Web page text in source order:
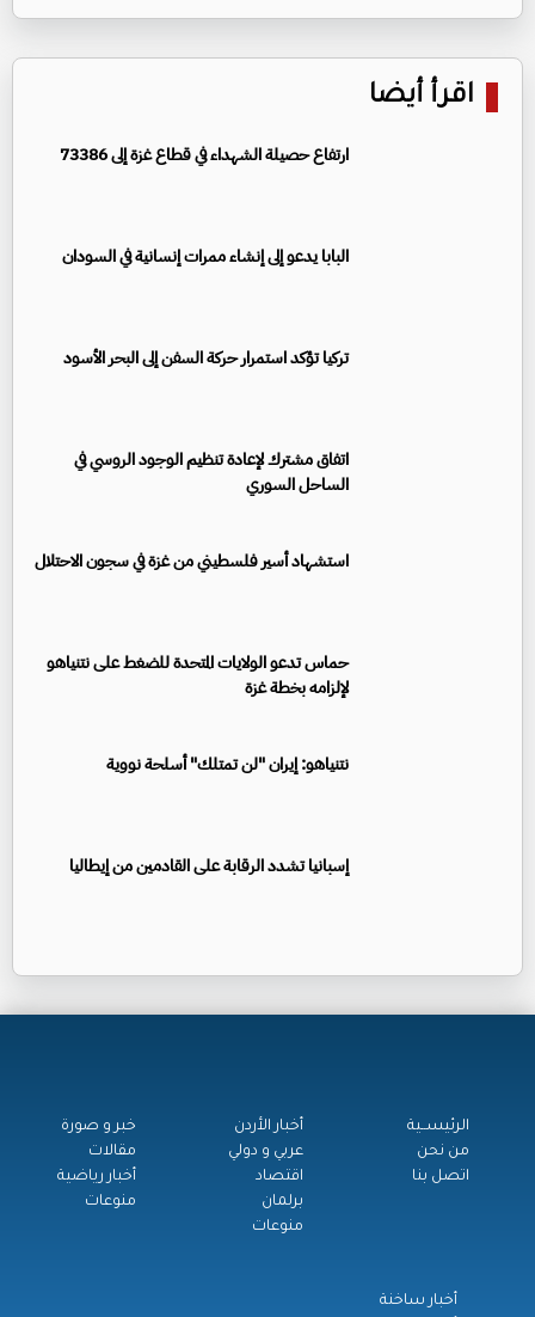
اقرأ أيضا
ارتفاع حصيلة الشهداء في قطاع غزة إلى 73386
البابا يدعو إلى إنشاء ممرات إنسانية في السودان
تركيا تؤكد استمرار حركة السفن إلى البحر الأسود
اتفاق مشترك لإعادة تنظيم الوجود الروسي في
الساحل السوري
استشهاد أسير فلسطيني من غزة في سجون الاحتلال
حماس تدعو الولايات المتحدة للضغط على نتنياهو
لإلزامه بخطة غزة
نتنياهو: إيران "لن تمتلك" أسلحة نووية
إسبانيا تشدد الرقابة على القادمين من إيطاليا
الرئيســية
من نحن
اتصل بنا
أخبار الأردن
عربي و دولي
اقتصاد
برلمان
منوعات
خبر و صورة
مقالات
أخبار رياضية
منوعات
أخبار ساخنة